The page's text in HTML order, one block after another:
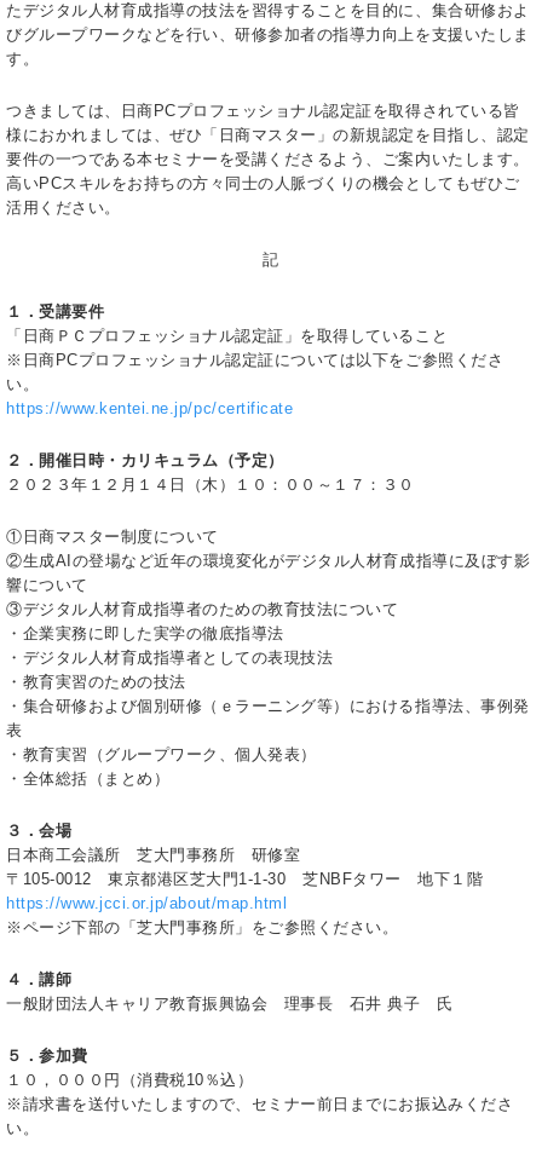
たデジタル人材育成指導の技法を習得することを目的に、集合研修およ
びグループワークなどを行い、研修参加者の指導力向上を支援いたしま
す。
つきましては、日商PCプロフェッショナル認定証を取得されている皆
様におかれましては、ぜひ「日商マスター」の新規認定を目指し、認定
要件の一つである本セミナーを受講くださるよう、ご案内いたします。
高いPCスキルをお持ちの方々同士の人脈づくりの機会としてもぜひご
活用ください。
記
１．受講要件
「日商ＰＣプロフェッショナル認定証」を取得していること
※日商PCプロフェッショナル認定証については以下をご参照くださ
い。
https://www.kentei.ne.jp/pc/certificate
２．開催日時・カリキュラム（予定）
２０２３年１２月１４日（木）１０：００～１７：３０
①日商マスター制度について
②生成AIの登場など近年の環境変化がデジタル人材育成指導に及ぼす影
響について
③デジタル人材育成指導者のための教育技法について
・企業実務に即した実学の徹底指導法
・デジタル人材育成指導者としての表現技法
・教育実習のための技法
・集合研修および個別研修（ｅラーニング等）における指導法、事例発
表
・教育実習（グループワーク、個人発表）
・全体総括（まとめ）
３．会場
日本商工会議所 芝大門事務所 研修室
〒105-0012 東京都港区芝大門1-1-30 芝NBFタワー 地下１階
https://www.jcci.or.jp/about/map.html
※ページ下部の「芝大門事務所」をご参照ください。
４．講師
一般財団法人キャリア教育振興協会 理事長 石井 典子 氏
５．参加費
１０，０００円（消費税10％込）
※請求書を送付いたしますので、セミナー前日までにお振込みくださ
い。